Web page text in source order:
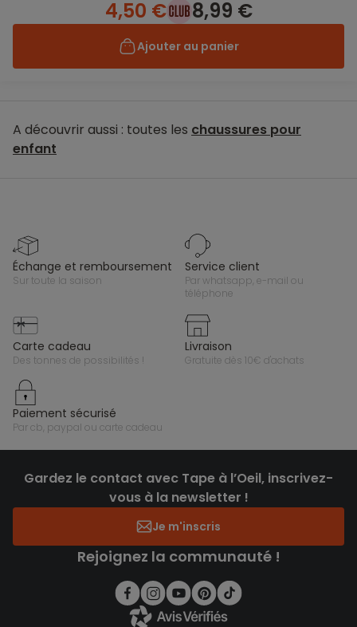
4,50 € 8,99 €
Ajouter au panier
A découvrir aussi : toutes les chaussures pour
enfant
échange et remboursement
sur toute la saison
service client
par whatsapp, e-mail ou
téléphone
carte cadeau
des tonnes de possibilités !
livraison
gratuite dès 10€ d'achats
paiement sécurisé
par cb, paypal ou carte cadeau
Gardez le contact avec Tape à l’Oeil, inscrivez-
vous à la newsletter !
Je m'inscris
Rejoignez la communauté !